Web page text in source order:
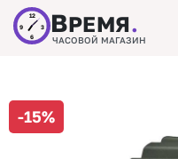
12
3
6
9 ВРЕМЯ.
ЧАСОВОЙ МАГАЗИН
-15%